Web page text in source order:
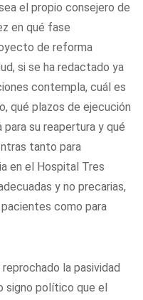
el propio consejero de
en qué fase
de reforma
si se ha redactado ya
contempla, cuál es
qué plazos de ejecución
para su reapertura y qué
tanto para
en el Hospital Tres
y no precarias,
como para
la pasividad
signo político que el